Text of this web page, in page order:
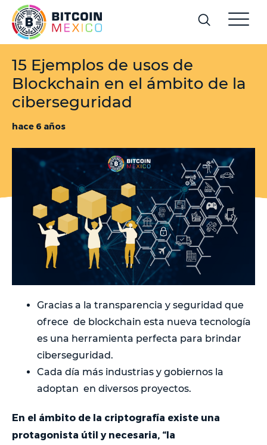
15 Ejemplos de usos de
Blockchain en el ámbito de la
ciberseguridad
hace 6 años
Gracias a la transparencia y seguridad que
ofrece de blockchain esta nueva tecnología
es una herramienta perfecta para brindar
ciberseguridad.
Cada día más industrias y gobiernos la
adoptan en diversos proyectos.
En el ámbito de la criptografía existe una
protagonista útil y necesaria, “la